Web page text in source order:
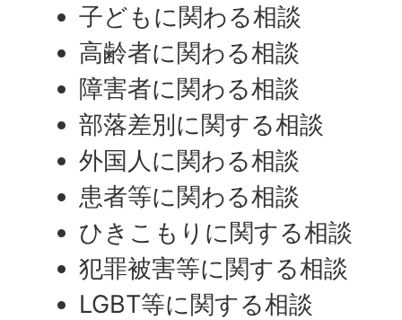
子どもに関わる相談
高齢者に関わる相談
障害者に関わる相談
部落差別に関する相談
外国人に関わる相談
患者等に関わる相談
ひきこもりに関する相談
犯罪被害等に関する相談
LGBT等に関する相談